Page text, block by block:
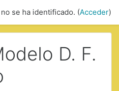
se ha identificado. (Acceder)
D. F.